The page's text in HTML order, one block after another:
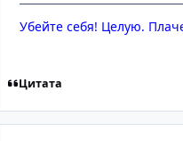
Убейте себя! Целую.
Цитата